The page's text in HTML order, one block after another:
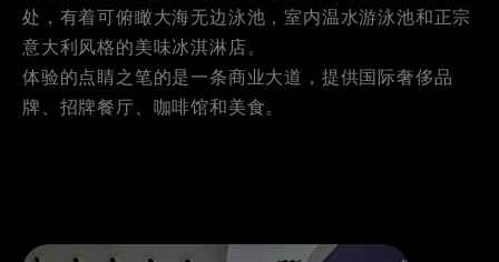
处，有着可俯瞰大海无边泳池，室内温水游泳池和正宗
意大利风格的美味冰淇淋店。
体验的点睛之笔的是一条商业大道，提供国际奢侈品
牌、招牌餐厅、咖啡馆和美食。